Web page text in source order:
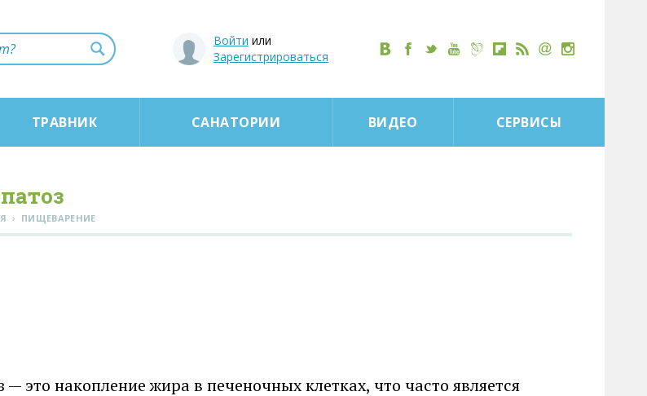
Войти или
Зарегистрироваться
ТРАВНИК САНАТОРИИ ВИДЕО СЕРВИСЫ
› ПИЩЕВАРЕНИЕ
это накопление жира в печеночных клетках, что часто является